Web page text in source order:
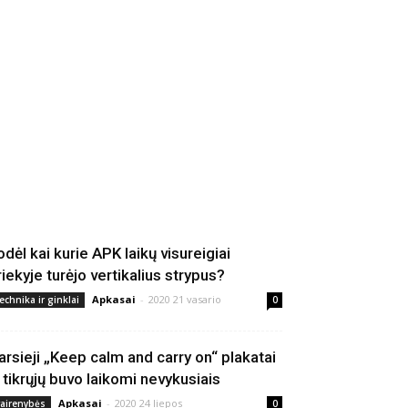
kai kurie APK laikų visureigiai
turėjo vertikalius strypus?
ir ginklai Apkasai - 2020 21 vasario 0
„Keep calm and carry on“ plakatai
tikrųjų buvo laikomi nevykusiais
Apkasai - 2020 24 liepos 0